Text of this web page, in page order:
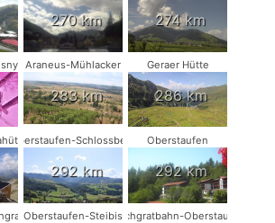
270 km 274 km
Araneus-Mühlacker
283 km
Geraer Hütte
286 km
Oberstaufen-Schlossberg
292 km
Oberstaufen
292 km
Oberstaufen-SteibisHochgratbahn-Oberstaufen